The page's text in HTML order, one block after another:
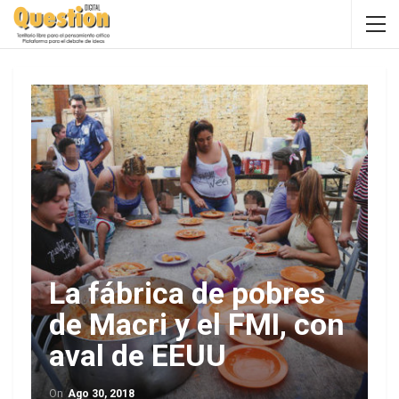
La fábrica de pobres
de Macri y el FMI, con
aval de EEUU
On Ago 30, 2018